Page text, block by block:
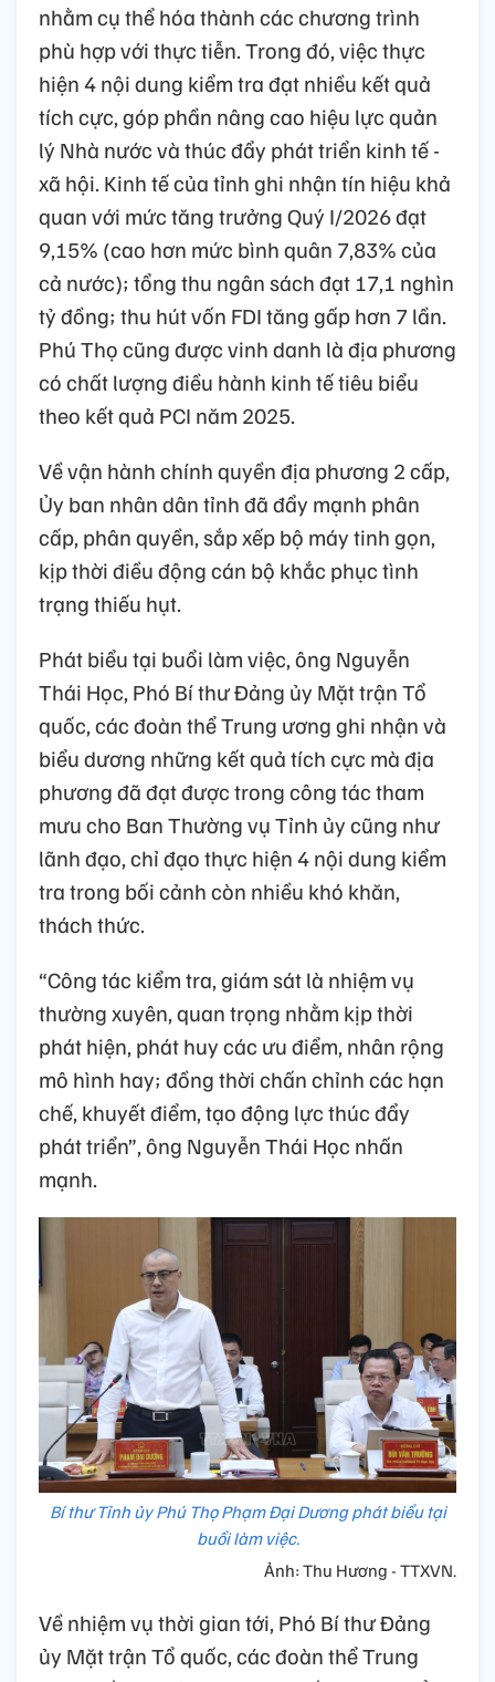
nhằm cụ thể hóa thành các chương trình
phù hợp với thực tiễn. Trong đó, việc thực
hiện 4 nội dung kiểm tra đạt nhiều kết quả
tích cực, góp phần nâng cao hiệu lực quản
lý Nhà nước và thúc đẩy phát triển kinh tế -
xã hội. Kinh tế của tỉnh ghi nhận tín hiệu khả
quan với mức tăng trưởng Quý I/2026 đạt
9,15% (cao hơn mức bình quân 7,83% của
cả nước); tổng thu ngân sách đạt 17,1 nghìn
tỷ đồng; thu hút vốn FDI tăng gấp hơn 7 lần.
Phú Thọ cũng được vinh danh là địa phương
có chất lượng điều hành kinh tế tiêu biểu
theo kết quả PCI năm 2025.
Về vận hành chính quyền địa phương 2 cấp,
Ủy ban nhân dân tỉnh đã đẩy mạnh phân
cấp, phân quyền, sắp xếp bộ máy tinh gọn,
kịp thời điều động cán bộ khắc phục tình
trạng thiếu hụt.
Phát biểu tại buổi làm việc, ông Nguyễn
Thái Học, Phó Bí thư Đảng ủy Mặt trận Tổ
quốc, các đoàn thể Trung ương ghi nhận và
biểu dương những kết quả tích cực mà địa
phương đã đạt được trong công tác tham
mưu cho Ban Thường vụ Tỉnh ủy cũng như
lãnh đạo, chỉ đạo thực hiện 4 nội dung kiểm
tra trong bối cảnh còn nhiều khó khăn,
thách thức.
“Công tác kiểm tra, giám sát là nhiệm vụ
thường xuyên, quan trọng nhằm kịp thời
phát hiện, phát huy các ưu điểm, nhân rộng
mô hình hay; đồng thời chấn chỉnh các hạn
chế, khuyết điểm, tạo động lực thúc đẩy
phát triển”, ông Nguyễn Thái Học nhấn
mạnh.
Bí thư Tỉnh ủy Phú Thọ Phạm Đại Dương phát biểu tại
buổi làm việc.
Ảnh: Thu Hương - TTXVN.
Về nhiệm vụ thời gian tới, Phó Bí thư Đảng
ủy Mặt trận Tổ quốc, các đoàn thể Trung